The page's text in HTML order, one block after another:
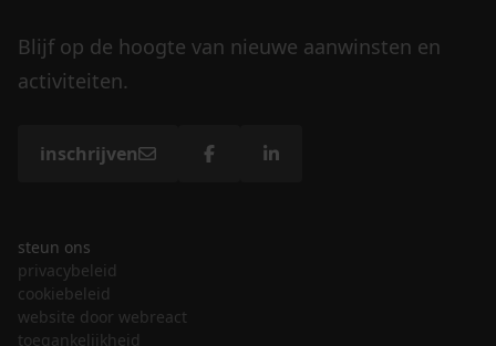
Blijf op de hoogte van nieuwe aanwinsten en
activiteiten.
inschrijven
steun ons
privacybeleid
cookiebeleid
website door webreact
toegankelijkheid